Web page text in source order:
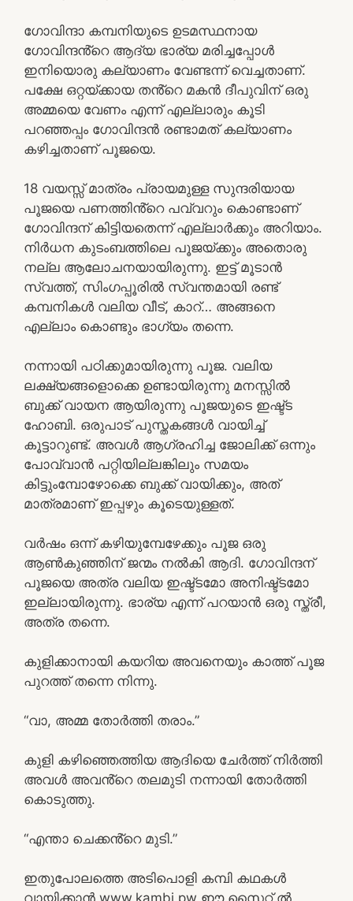
ഗോവിന്ദാ കമ്പനിയുടെ ഉടമസ്ഥനായ
ഗോവിന്ദൻ്റെ ആദ്യ ഭാര്യ മരിച്ചപ്പോൾ
ഇനിയൊരു കല്യാണം വേണ്ടന്ന് വെച്ചതാണ്.
പക്ഷേ ഒറ്റയ്ക്കായ തൻ്റെ മകൻ ദീപുവിന് ഒരു
അമ്മയെ വേണം എന്ന് എല്ലാരും കൂടി
പറഞ്ഞപ്പം ഗോവിന്ദൻ രണ്ടാമത് കല്യാണം
കഴിച്ചതാണ് പൂജയെ.
18 വയസ്സ് മാത്രം പ്രായമുള്ള സുന്ദരിയായ
പൂജയെ പണത്തിൻ്റെ പവ്വറും കൊണ്ടാണ്
ഗോവിന്ദന് കിട്ടിയതെന്ന് എല്ലാർക്കും അറിയാം.
നിർധന കുടംബത്തിലെ പൂജയ്ക്കും അതൊരു
നല്ല ആലോചനയായിരുന്നു. ഇട്ട് മൂടാൻ
സ്വത്ത്‌, സിംഗപ്പൂരിൽ സ്വന്തമായി രണ്ട്
കമ്പനികൾ വലിയ വീട്, കാറ്… അങ്ങനെ
എല്ലാം കൊണ്ടും ഭാഗ്യം തന്നെ.
നന്നായി പഠിക്കുമായിരുന്നു പൂജ. വലിയ
ലക്ഷ്യങ്ങളൊക്കെ ഉണ്ടായിരുന്നു മനസ്സിൽ
ബുക്ക് വായന ആയിരുന്നു പൂജയുടെ ഇഷ്ട്ട
ഹോബി. ഒരുപാട് പുസ്തകങ്ങൾ വായിച്ച്
കൂട്ടാറുണ്ട്. അവൾ ആഗ്രഹിച്ച ജോലിക്ക് ഒന്നും
പോവ്വാൻ പറ്റിയില്ലങ്കിലും സമയം
കിട്ടുംമ്പോഴോക്കെ ബുക്ക് വായിക്കും, അത്
മാത്രമാണ് ഇപ്പഴും കൂടെയുള്ളത്.
വർഷം ഒന്ന് കഴിയുമ്പേഴേക്കും പൂജ ഒരു
ആൺകുഞ്ഞിന് ജന്മം നൽകി ആദി. ഗോവിന്ദന്
പൂജയെ അത്ര വലിയ ഇഷ്ട്ടമോ അനിഷ്ട്ടമോ
ഇല്ലായിരുന്നു. ഭാര്യ എന്ന് പറയാൻ ഒരു സ്ത്രീ,
അത്ര തന്നെ.
കുളിക്കാനായി കയറിയ അവനെയും കാത്ത് പൂജ
പുറത്ത് തന്നെ നിന്നു.
“വാ, അമ്മ തോർത്തി തരാം.”
കുളി കഴിഞ്ഞെത്തിയ ആദിയെ ചേർത്ത് നിർത്തി
അവൾ അവൻ്റെ തലമുടി നന്നായി തോർത്തി
കൊടുത്തു.
“എന്താ ചെക്കൻ്റെ മുടി.”
ഇതുപോലത്തെ അടിപൊളി കമ്പി കഥകൾ
വായിക്കാൻ www.kambi.pw ഈ സൈറ്റ് ൽ